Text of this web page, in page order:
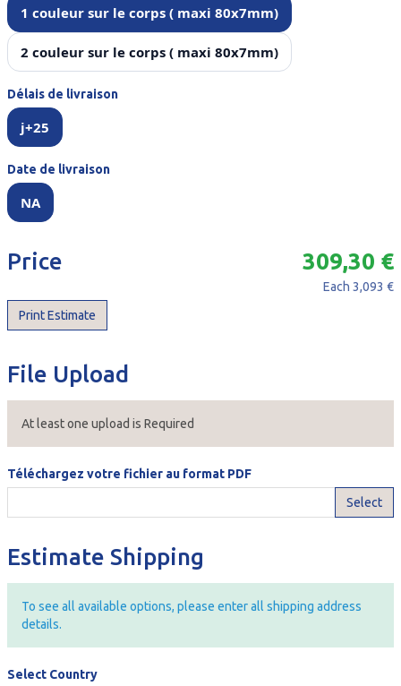
1 couleur sur le corps ( maxi 80x7mm)
2 couleur sur le corps ( maxi 80x7mm)
Délais de livraison
j+25
Date de livraison
NA
Price 309,30 €
Each 3,093 €
Print Estimate
File Upload
At least one upload is Required
Téléchargez votre fichier au format PDF
Select
Estimate Shipping
To see all available options, please enter all shipping address
details.
Select Country